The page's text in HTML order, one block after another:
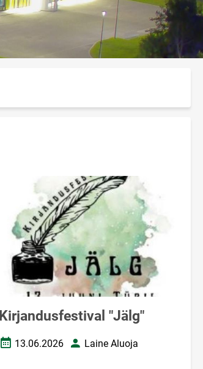
Kirjandusfestival "Jälg"
Loomise kuupäev
13.06.2026 AutorLaine Aluoja